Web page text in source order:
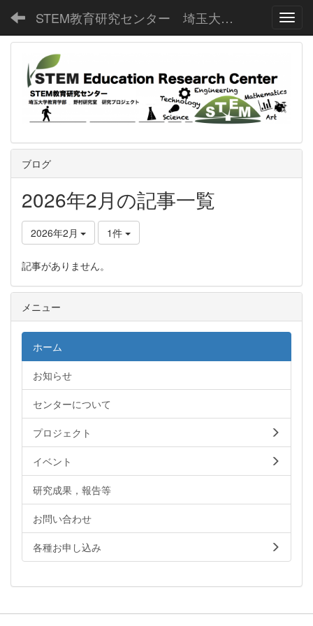
STEM教育研究センター 埼玉大学教育学部野村研究室
ブログ
2026年2月の記事一覧
2026年2月 1件
記事がありません。
メニュー
ホーム
お知らせ
センターについて
プロジェクト
イベント
研究成果，報告等
お問い合わせ
各種お申し込み